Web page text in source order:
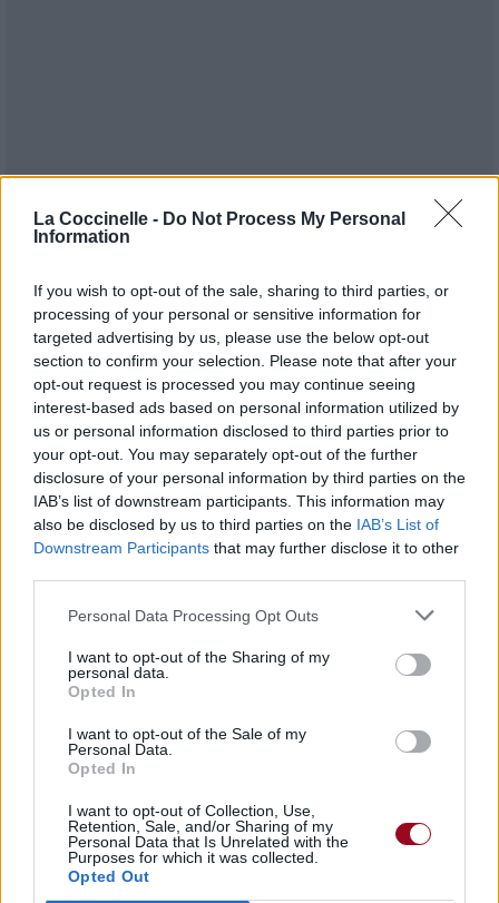
La Coccinelle - Do Not Process My Personal
Information
If you wish to opt-out of the sale, sharing to third parties, or
processing of your personal or sensitive information for
targeted advertising by us, please use the below opt-out
section to confirm your selection. Please note that after your
opt-out request is processed you may continue seeing
interest-based ads based on personal information utilized by
us or personal information disclosed to third parties prior to
your opt-out. You may separately opt-out of the further
disclosure of your personal information by third parties on the
IAB’s list of downstream participants. This information may
also be disclosed by us to third parties on the IAB’s List of
Downstream Participants that may further disclose it to other
Personal Data Processing Opt Outs
I want to opt-out of the Sharing of my
personal data.
Opted In
I want to opt-out of the Sale of my
Personal Data.
Opted In
I want to opt-out of Collection, Use,
Retention, Sale, and/or Sharing of my
Personal Data that Is Unrelated with the
Purposes for which it was collected.
Opted Out
Publié parAfrodisiac
le 5 janvier 2020 à
Chanteurs : Mercy Chinwo
Albums :
The Cross: My Gaze
Paroles + Traduction Téléchargement
Vidéos
Commentaires
Pour prolonger le plaisir musical :
Vous aimez chanter, apprenez la guitare chez
Télécharger légalement les MP3 sur
Télécharger légalement les MP3 ou trouver le CD sur